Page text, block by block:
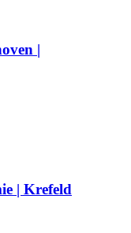
|
| Krefeld